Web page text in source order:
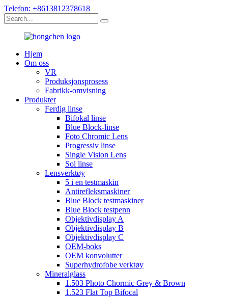
Telefon: +8613812378618
Hjem
Om oss
VR
Produksjonsprosess
Fabrikk-omvisning
Produkter
Ferdig linse
Bifokal linse
Blue Block-linse
Foto Chromic Lens
Progressiv linse
Single Vision Lens
Sol linse
Lensverktøy
5 i en testmaskin
Antirefleksmaskiner
Blue Block testmaskiner
Blue Block testpenn
Objektivdisplay A
Objektivdisplay B
Objektivdisplay C
OEM-boks
OEM konvolutter
Superhydrofobe verktøy
Mineralglass
1.503 Photo Chormic Grey & Brown
1.523 Flat Top Bifocal